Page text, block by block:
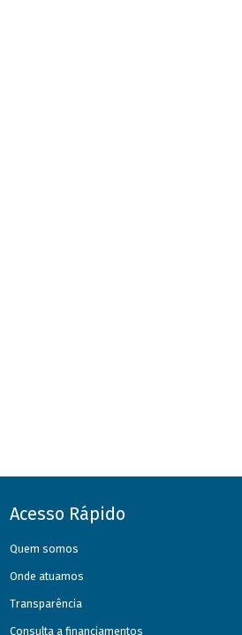
Acesso Rápido
Quem somos
Onde atuamos
Transparência
Consulta a financiamentos